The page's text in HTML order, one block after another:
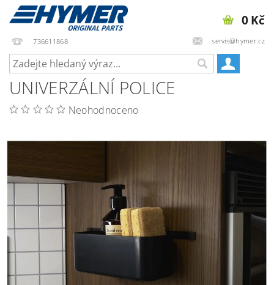
736611868 servis@hymer.cz
0 Kč
UNIVERZÁLNÍ POLICE
Neohodnoceno